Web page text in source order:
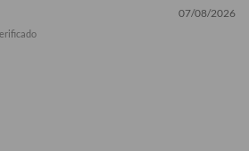
07/08/2026